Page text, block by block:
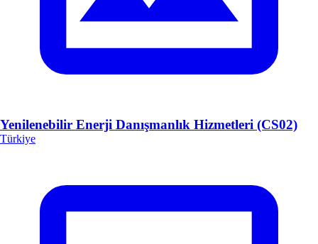
Yenilenebilir Enerji Danışmanlık Hizmetleri (CS02)
Türkiye